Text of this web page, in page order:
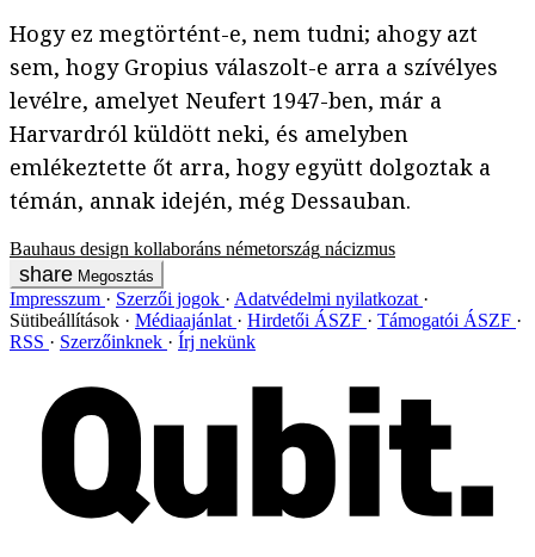
Hogy ez megtörtént-e, nem tudni; ahogy azt
sem, hogy Gropius válaszolt-e arra a szívélyes
levélre, amelyet Neufert 1947-ben, már a
Harvardról küldött neki, és amelyben
emlékeztette őt arra, hogy együtt dolgoztak a
témán, annak idején, még Dessauban.
Bauhaus design kollaboráns németország nácizmus
Megosztás
Impresszum Szerzői jogok
Adatvédelmi nyilatkozat
Sütibeállítások
Médiaajánlat Hirdetői ÁSZF
Támogatói ÁSZF
RSS
Szerzőinknek Írj nekünk